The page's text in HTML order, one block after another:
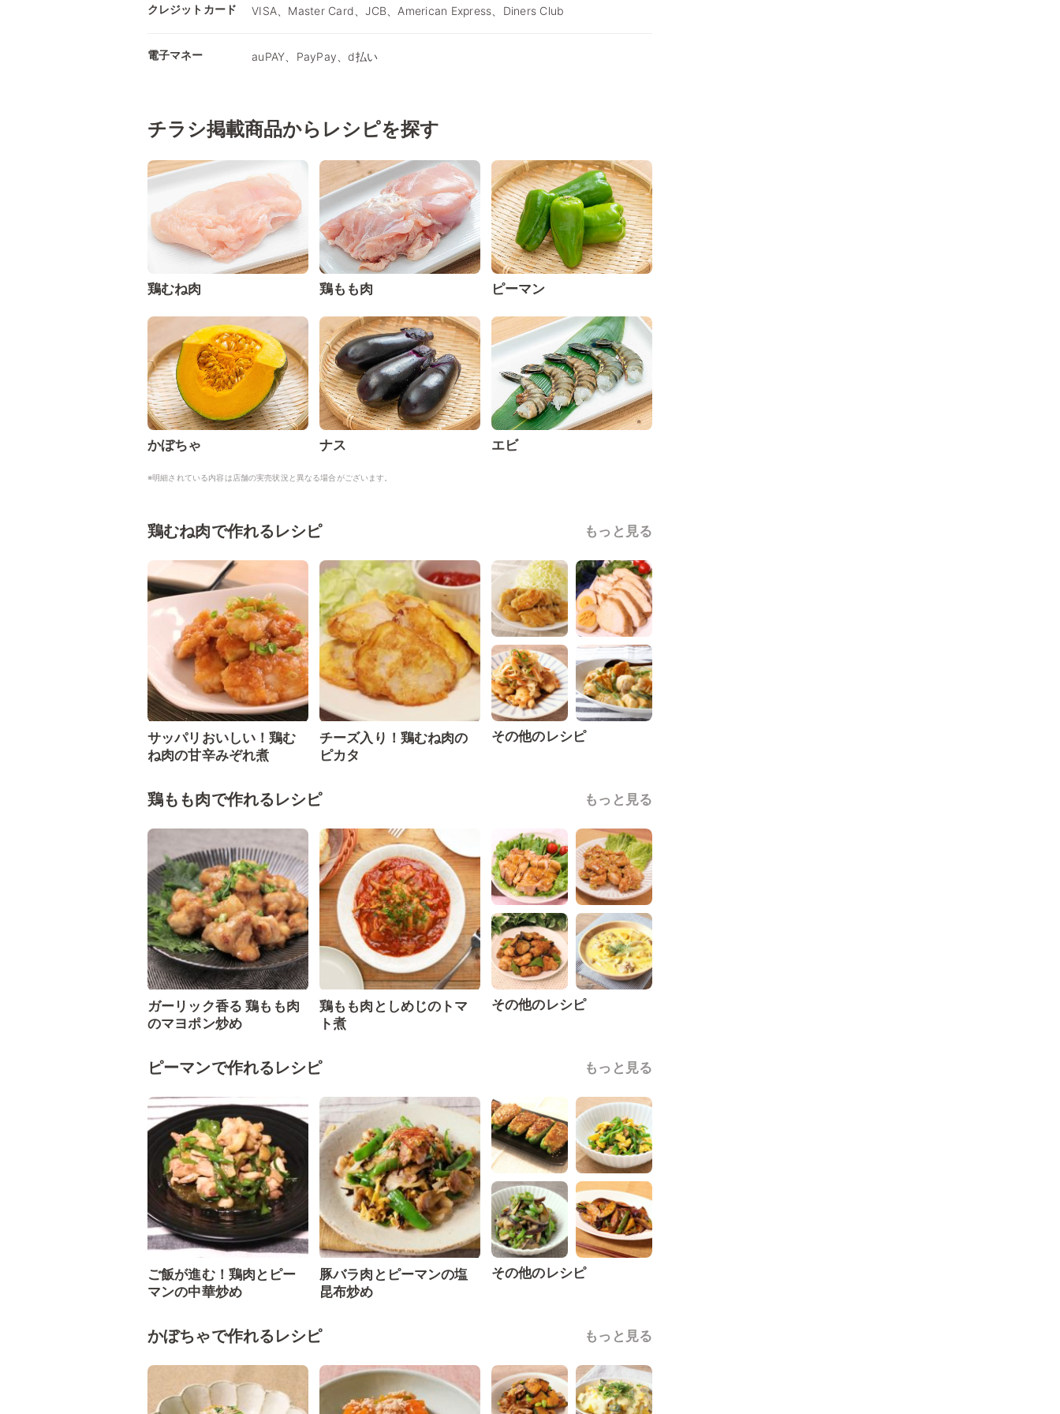
クレジットカード VISA、Master Card、JCB、American Express、Diners Club
電子マネー auPAY、PayPay、d払い
チラシ掲載商品からレシピを探す
鶏むね肉 鶏もも肉 ピーマン
かぼちゃ ナス エビ
※明細されている内容は店舗の実売状況と異なる場合がございます。
鶏むね肉で作れるレシピ もっと見る
サッパリおいしい！鶏む
ね肉の甘辛みぞれ煮
チーズ入り！鶏むね肉の
ピカタ
その他のレシピ
鶏もも肉で作れるレシピ もっと見る
ガーリック香る 鶏もも肉
のマヨポン炒め
鶏もも肉としめじのトマ
ト煮
その他のレシピ
ピーマンで作れるレシピ もっと見る
ご飯が進む！鶏肉とピー
マンの中華炒め
豚バラ肉とピーマンの塩
昆布炒め
その他のレシピ
かぼちゃで作れるレシピ もっと見る